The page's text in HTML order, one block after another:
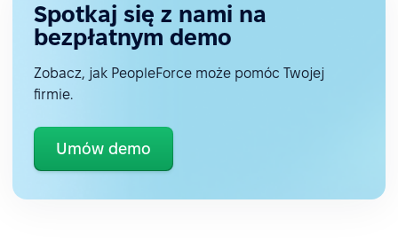
Spotkaj się z nami na
bezpłatnym demo
Zobacz, jak PeopleForce może pomóc Twojej
firmie.
Umów demo